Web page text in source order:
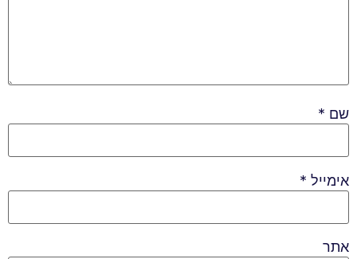
שם *
אימייל *
אתר